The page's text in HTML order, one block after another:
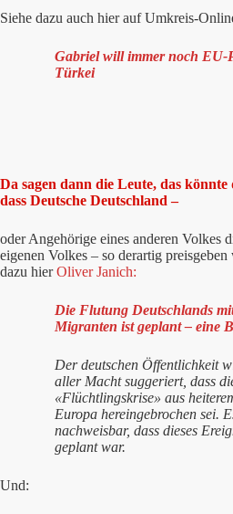
Siehe dazu auch hier auf Umkreis-
Gabriel will immer noch EU-
Türkei
Da sagen dann die Leute, das
dass Deutsche Deutschland –
oder Angehörige eines anderen Volkes
eigenen Volkes – so derartig
dazu hierOliver Janich:
Die Flutung Deutschlands
Migranten ist geplant – eine
Der deutschen Öffentlichkeit
aller Macht suggeriert, dass
«Flüchtlingskrise» aus
Europa hereingebrochen sei.
nachweisbar, dass dieses
geplant war.
Und: